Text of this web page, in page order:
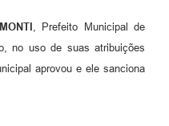
, Prefeito Municipal de
no uso de suas atribuições
aprovou e ele sanciona